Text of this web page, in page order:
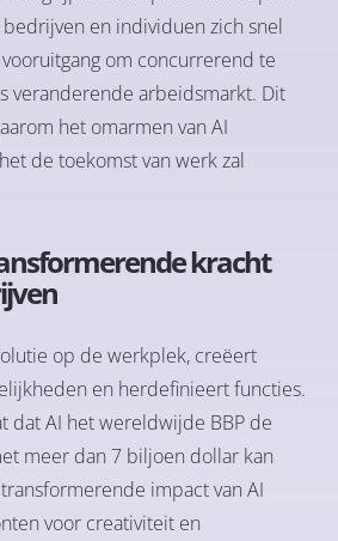
en individuen zich snel
om concurrerend te
veranderende arbeidsmarkt. Dit
het omarmen van AI
de toekomst van werk zal
kracht
op de werkplek, creëert
en herdefinieert functies.
dat AI het wereldwijde BBP de
meer dan 7 biljoen dollar kan
impact van AI
voor creativiteit en